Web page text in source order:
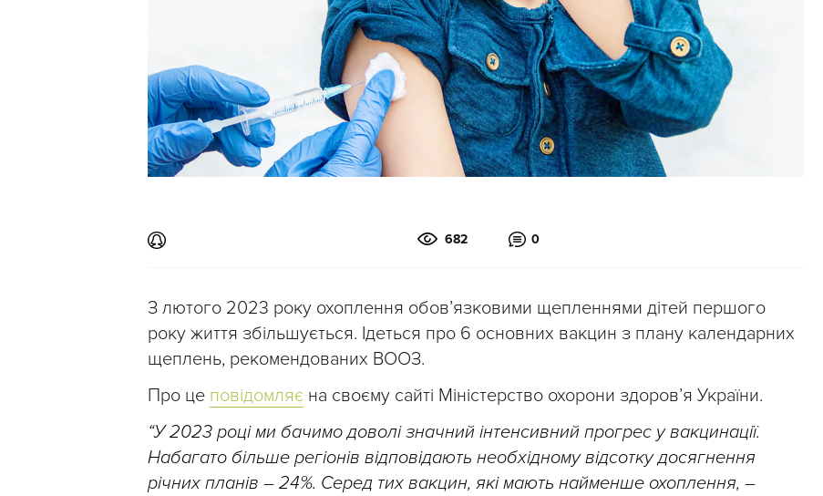
682 0
З лютого 2023 року охоплення обов’язковими щепленнями дітей першого
року життя збільшується. Ідеться про 6 основних вакцин з плану календарних
щеплень, рекомендованих ВООЗ.
Про це повідомляє на своєму сайті Міністерство охорони здоров’я України.
“У 2023 році ми бачимо доволі значний інтенсивний прогрес у вакцинації.
Набагато більше регіонів відповідають необхідному відсотку досягнення
річних планів – 24%. Серед тих вакцин, які мають найменше охоплення, –